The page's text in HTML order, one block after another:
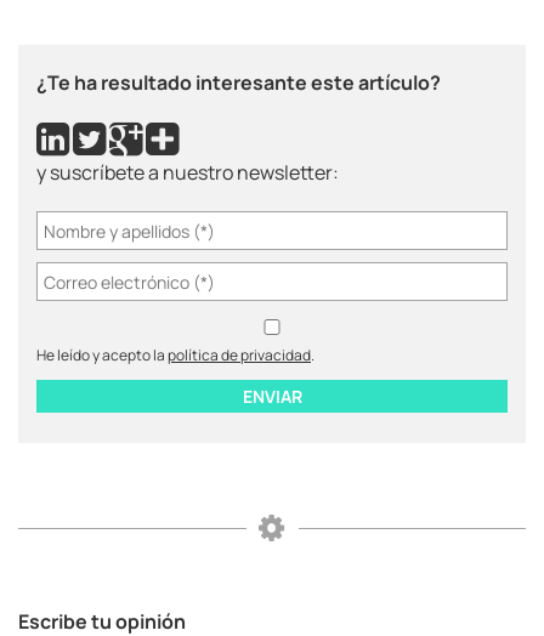
¿Te ha resultado interesante este artículo?
y suscríbete a nuestro newsletter:
He leído y acepto lapolítica de privacidad.
Escribe tu opinión